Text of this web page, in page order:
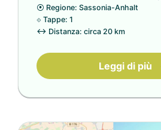
⦿ Regione: Sassonia-Anhalt
⟐ Tappe: 1
↔ Distanza: circa 20 km
Leggi di più